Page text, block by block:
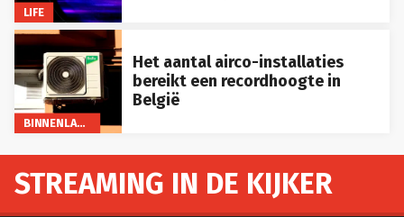
LIFE
BINNENLAND
Het aantal airco-installaties
bereikt een recordhoogte in
België
STREAMING IN DE KIJKER